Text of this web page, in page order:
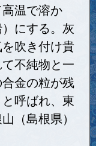
温で溶か
にする。灰
吹き付け貴
不純物と一
金の粒が残
呼ばれ、東
（島根県）